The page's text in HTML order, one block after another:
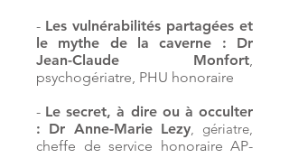
- Les vulnérabilités partagées et
le mythe de la caverne : Dr
Jean-Claude Monfort,
psychogériatre, PHU honoraire
- Le secret, à dire ou à occulter
: Dr Anne-Marie Lezy, gériatre,
cheffe de service honoraire AP-